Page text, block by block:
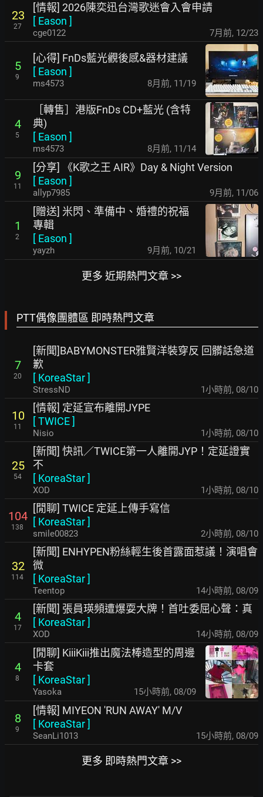
23
27
[情報] 2026陳奕迅台灣歌迷會入會申請
[ Eason ]
cge0122 7月前, 12/23
5
9
[心得] FnDs藍光觀後感&器材建議
[ Eason ]
ms4573 8月前, 11/19
4
5
［轉售］港版FnDs CD+藍光 (含特
典)
[ Eason ]
ms4573 8月前, 11/14
9
11
[分享] 《K歌之王 AIR》Day & Night Version
[ Eason ]
allyp7985 9月前, 11/06
1
2
[贈送] 米閃、準備中、婚禮的祝福
專輯
[ Eason ]
yayzh 9月前, 10/21
更多 近期熱門文章 >>
PTT偶像團體區 即時熱門文章
7
20
[新聞]BABYMONSTER雅賢洋裝穿反 回髒話急道
歉
[ KoreaStar]
StressND 1小時前, 08/10
10
11
[情報] 定延宣布離開JYPE
[TWICE]
Nisio 1小時前, 08/10
25
54
[新聞] 快訊／TWICE第一人離開JYP！定延證實
不
[ KoreaStar]
XOD 1小時前, 08/10
104
138
[閒聊] TWICE 定延上傳手寫信
[ KoreaStar]
smile00823 2小時前, 08/10
32
114
[新聞] ENHYPEN粉絲輕生後首露面惹議！演唱會
微
[ KoreaStar]
Teentop 14小時前, 08/09
4
17
[新聞] 張員瑛頻遭爆耍大牌！首吐委屈心聲：真
[ KoreaStar]
XOD 14小時前, 08/09
4
8
[閒聊] KiiiKiii推出魔法棒造型的周邊
卡套
[ KoreaStar]
Yasoka 15小時前, 08/09
8
9
[情報] MIYEON 'RUN AWAY' M/V
[ KoreaStar]
SeanLi1013 15小時前, 08/09
更多 即時熱門文章 >>